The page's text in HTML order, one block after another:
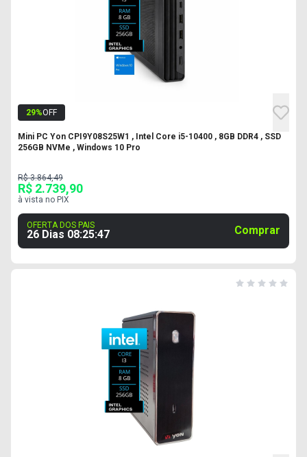
29%OFF
Mini PC Yon CPI9Y08S25W1 , Intel Core i5-10400 , 8GB DDR4 , SSD
256GB NVMe , Windows 10 Pro
R$ 3.864,49
R$ 2.739,90
à vista no PIX
OFERTA DOS PAIS
26 Dias 08:25:46 Comprar